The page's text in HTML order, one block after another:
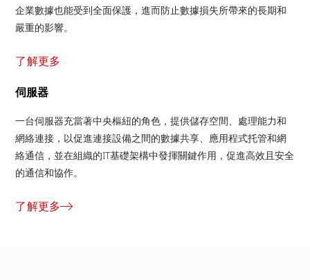
企業數據也能受到全面保護，進而防止數據損失所帶來的長期和
嚴重的影響。
了解更多
伺服器
一台伺服器充當著中央樞紐的角色，提供儲存空間、處理能力和
網絡連接，以促進連接設備之間的數據共享、應用程式托管和網
絡通信，並在組織的IT基礎架構中發揮關鍵作用，促進高效且安全
的通信和協作。
了解更多